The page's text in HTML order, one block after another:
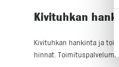
Kivituhkan
Kivituhkan hankinta ja
hinnat.